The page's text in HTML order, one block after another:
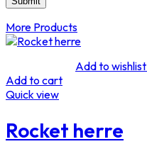
More Products
Add to wishlist
Add to cart
Quick view
Rocket herre